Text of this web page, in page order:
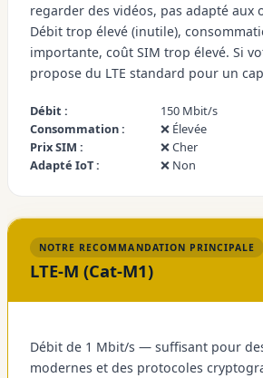
regarder des vidéos, pas adapté aux
Débit trop élevé (inutile),
importante, coût SIM trop élevé. Si
propose du LTE standard pour un
Débit :
150 Mbit/s
Consommation :
❌ Élevée
Prix SIM :
❌ Cher
Adapté IoT :
❌ Non
NOTRE RECOMMANDATION PRINCIPALE
LTE-M (Cat-M1)
Débit de 1 Mbit/s — suffisant pour
modernes et des protocoles